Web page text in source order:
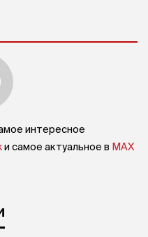
интересное
и самое актуальное в MAX